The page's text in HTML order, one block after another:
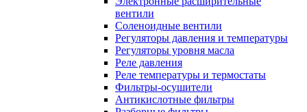
вентили
Соленоидные вентили
Регуляторы давления и температуры
Регуляторы уровня масла
Реле давления
Реле температуры и термостаты
Фильтры-осушители
Антикислотные фильтры